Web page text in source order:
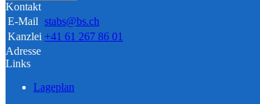
Kontakt
E-Mail stabs@bs.ch
Kanzlei +41 61 267 86 01
Adresse
Links
Lageplan